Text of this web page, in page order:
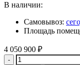
В наличии:
Самовывоз:
Площадь
4 050 900 ₽
Количество